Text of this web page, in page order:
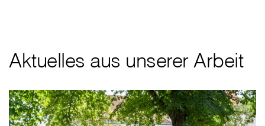
Aktuelles aus unserer Arbeit